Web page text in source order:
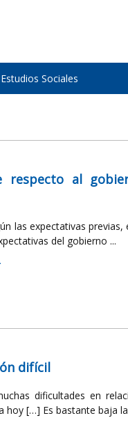
Sociales
respecto al
las expectativas
del gobierno ...
difícil
dificultades en
hoy […] Es bastante baja la